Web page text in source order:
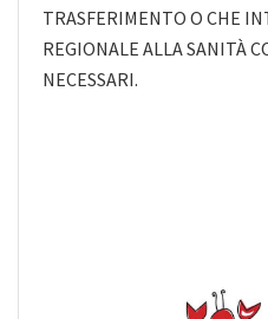
TRASFERIMENTO O CHE
REGIONALE ALLA SANITÀ
NECESSARI.